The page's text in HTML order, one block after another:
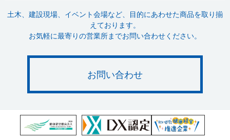
土木、建設現場、イベント会場など、目的にあわせた商品を取り揃
えております。
お気軽に最寄りの営業所までお問い合わせください。
お問い合わせ